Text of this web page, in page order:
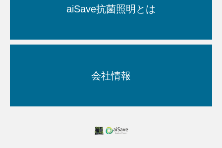
aiSave抗菌照明とは
会社情報